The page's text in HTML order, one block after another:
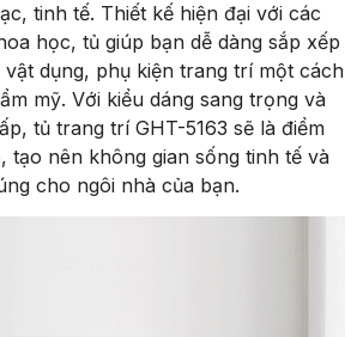
tinh tế. Thiết kế hiện đại với các
học, tủ giúp bạn dễ dàng sắp xếp
dụng, phụ kiện trang trí một cách
mỹ. Với kiểu dáng sang trọng và
tủ trang trí GHT-5163 sẽ là điểm
tạo nên không gian sống tinh tế và
cho ngôi nhà của bạn.